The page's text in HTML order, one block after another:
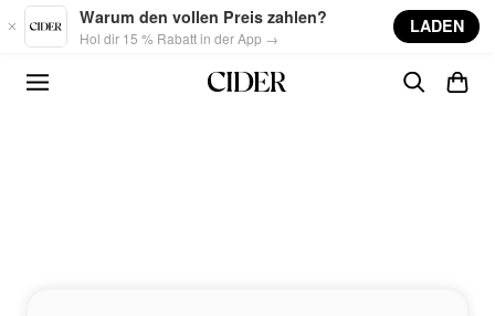
Skip to main content
Warum den vollen Preis zahlen?
Hol dir 15 % Rabatt in der App →
LADEN